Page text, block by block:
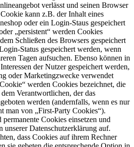
verlässt und seinen Browser
kann z.B. der Inhalt eines
oder ein Login-Staus gespeichert
„persistent“ werden Cookies
Schließen des Browsers gespeichert
Status gespeichert werden, wenn
Tagen aufsuchen. Ebenso können in
der Nutzer gespeichert werden,
oder Marketingzwecke verwendet
werden Cookies bezeichnet, die
Verantwortlichen, der das
werden (andernfalls, wenn es nur
man von „First-Party Cookies“).
Cookies einsetzen und
unserer Datenschutzerklärung auf.
dass Cookies auf ihrem Rechner